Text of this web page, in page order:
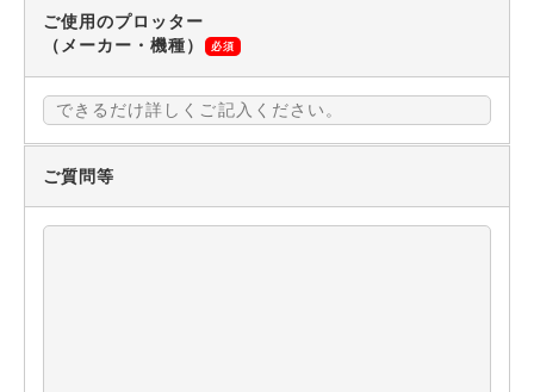
ご使用のプロッター
（メーカー・機種）
必須
ご質問等